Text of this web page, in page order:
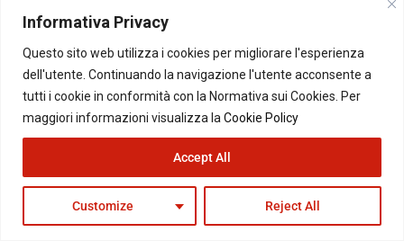
Informativa Privacy
Questo sito web utilizza i cookies per migliorare l'esperienza
dell'utente. Continuando la navigazione l'utente acconsente a
tutti i cookie in conformità con la Normativa sui Cookies. Per
maggiori informazioni visualizza la Cookie Policy
Customize Reject All
Accept All
PUBBLICITA'
Per la tua pubblicità su questo Blog:
pubblicita@beppegrillo.it
© Copyright 2026 - Il Blog di Beppe Grillo. All Rights Reserved - Powered by
happygrafic.com